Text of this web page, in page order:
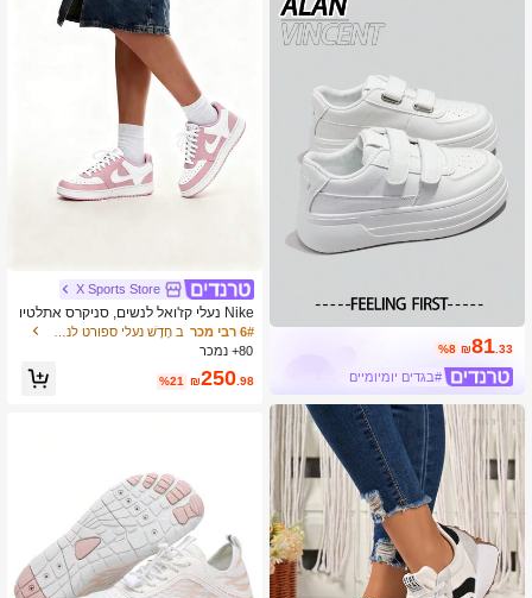
₪81 .33
%8
#בגדים יומיומיים
X Sports Store
Nike נעלי קז'ואל לנשים, סניקרס אתלטיו
ת נושמות, נעלי בד נמוכות ורודות רטרו ק
6# רבי מכר
80+ נמכר
₪250.98
%21